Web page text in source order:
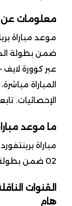
معلومات عن
ضمن بطولة
المباراة
الإحصائيات.
ما موعد
02 ضمن بطولة الدوري الإنجليزي الممتاز
القنوات
هام